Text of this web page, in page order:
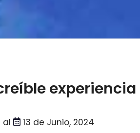
experiencia
al 13 de Junio, 2024